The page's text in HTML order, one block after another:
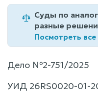
Суды по
разные
Посмотреть
Дело №2-751/2025
УИД 26RS0020-01-